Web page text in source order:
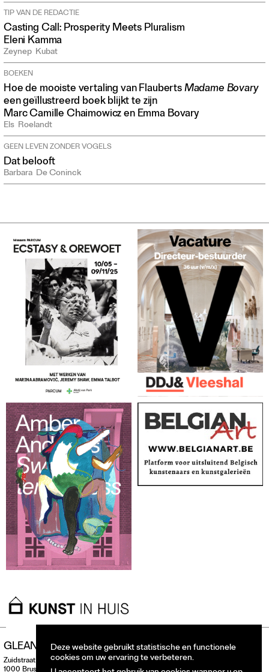
TIP VAN DE REDACTIE
Casting Call: Prosperity Meets Pluralism
Eleni Kamma
Zeynep Kubat
BOEKEN
Hoe de mooiste vertaling van FlaubertsMadame Bovary
een geïllustreerd boek blijkt te zijn
Marc Camille Chaimowicz en Emma Bovary
Els Roelandt
GEEN LEVEN ZONDER VOGELS
Dat belooft
Barbara De Coninck
GLEAN
Zuidstraat 146
Deze website gebruikt statistische en functionele
cookies om uw ervaring te verbeteren.